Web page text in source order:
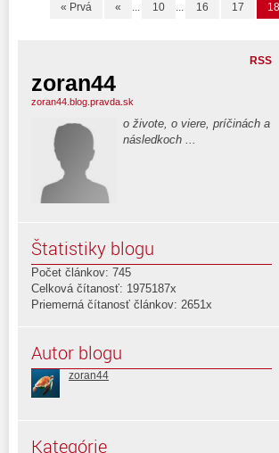
« Prvá « ... 10 ... 16 17 18
RSS
zoran44
zoran44.blog.pravda.sk
o živote, o viere, príčinách a
následkoch ...
Štatistiky blogu
Počet článkov: 745
Celková čítanosť: 1975187x
Priemerná čítanosť článkov: 2651x
Autor blogu
zoran44
Kategórie